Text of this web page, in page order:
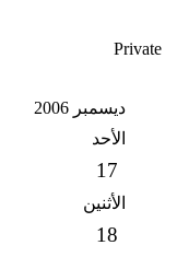
Private
ديسمبر 2006
الأحد
17
الأثنين
18